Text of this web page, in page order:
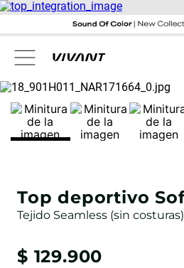
Top deportivo
Tejido Seamless (sin
$ 129.900